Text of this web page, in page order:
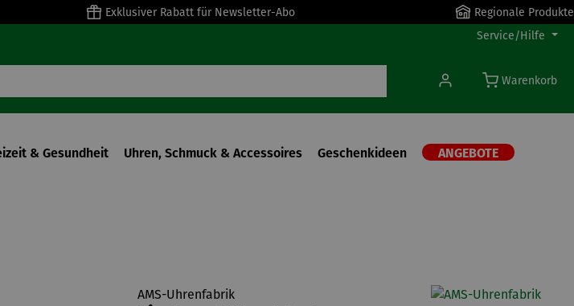
Exklusiver Rabatt für Newsletter-Abo
Regionale Produkte
Service/Hilfe
Warenkorb
& Gesundheit Uhren, Schmuck & Accessoires Geschenkideen ANGEBOTE
AMS-Uhrenfabrik